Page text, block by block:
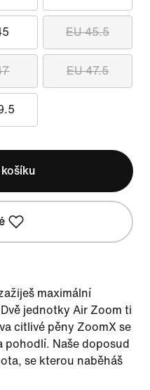
EU 45.5
EU 47.5
maximální
jednotky Air Zoom ti
citlivé pěny ZoomX se
pohodlí. Naše doposud
se kterou naběháš